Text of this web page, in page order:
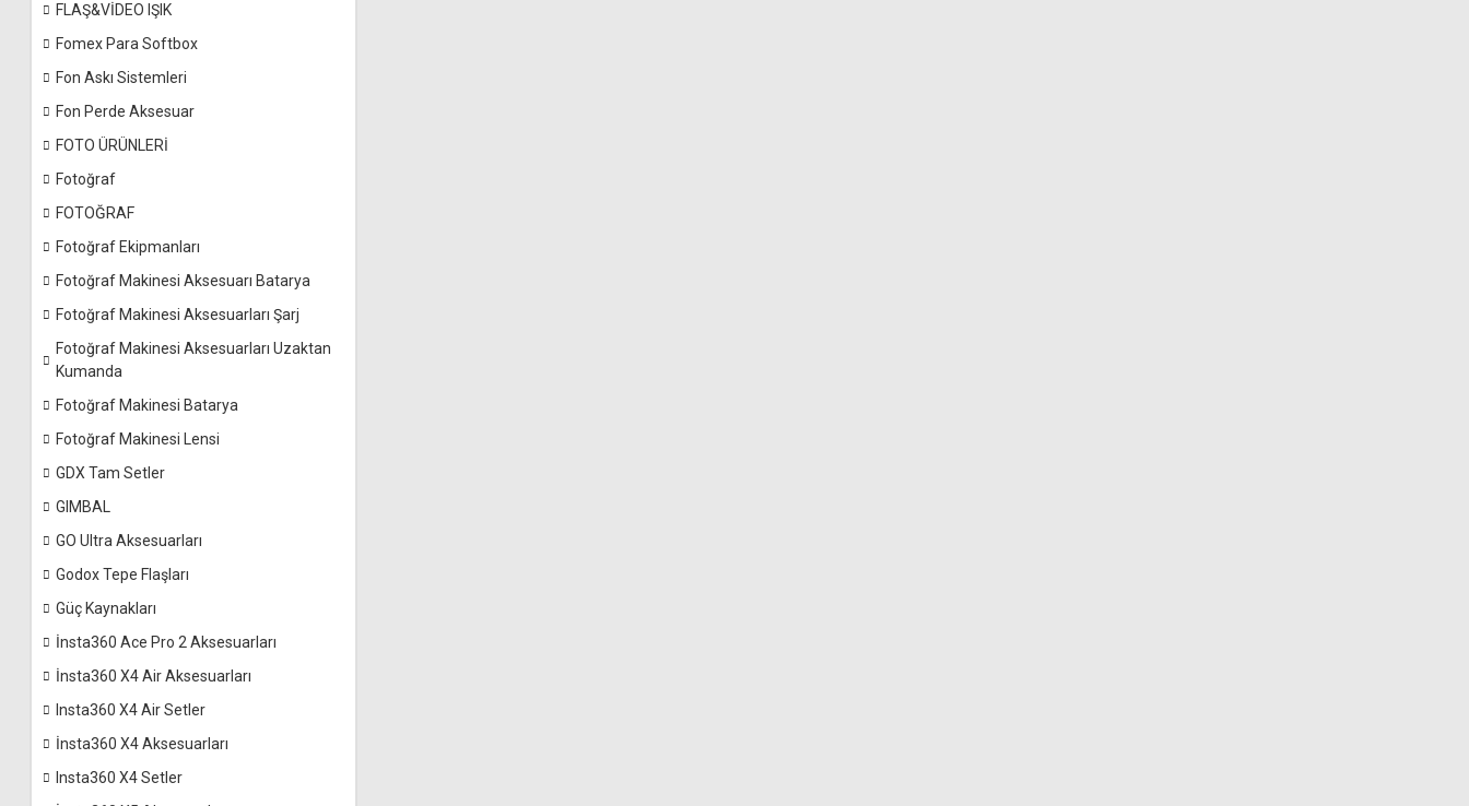
FLAŞ&VİDEO IŞIK
Fomex Para Softbox
Fon Askı Sistemleri
Fon Perde Aksesuar
FOTO ÜRÜNLERİ
Fotoğraf
FOTOĞRAF
Fotoğraf Ekipmanları
Fotoğraf Makinesi Aksesuarı Batarya
Fotoğraf Makinesi Aksesuarları Şarj
Fotoğraf Makinesi Aksesuarları Uzaktan
Kumanda
Fotoğraf Makinesi Batarya
Fotoğraf Makinesi Lensi
GDX Tam Setler
GIMBAL
GO Ultra Aksesuarları
Godox Tepe Flaşları
Güç Kaynakları
İnsta360 Ace Pro 2 Aksesuarları
İnsta360 X4 Air Aksesuarları
Insta360 X4 Air Setler
İnsta360 X4 Aksesuarları
Insta360 X4 Setler